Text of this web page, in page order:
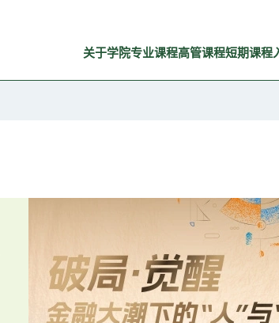
关于学院专业课程高管课程短期课程